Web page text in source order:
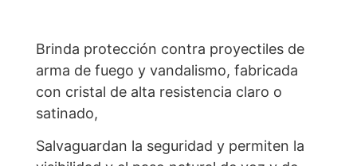
Brinda protección contra proyectiles de
arma de fuego y vandalismo, fabricada
con cristal de alta resistencia claro o
satinado,
Salvaguardan la seguridad y permiten la